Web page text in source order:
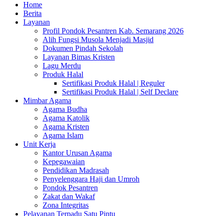
Home
Berita
Layanan
Profil Pondok Pesantren Kab. Semarang 2026
Alih Fungsi Musola Menjadi Masjid
Dokumen Pindah Sekolah
Layanan Bimas Kristen
Lagu Merdu
Produk Halal
Sertifikasi Produk Halal | Reguler
Sertifikasi Produk Halal | Self Declare
Mimbar Agama
Agama Budha
Agama Katolik
Agama Kristen
Agama Islam
Unit Kerja
Kantor Urusan Agama
Kepegawaian
Pendidikan Madrasah
Penyelenggara Haji dan Umroh
Pondok Pesantren
Zakat dan Wakaf
Zona Integritas
Pelayanan Terpadu Satu Pintu